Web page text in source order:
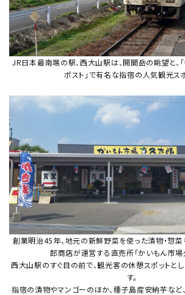
JR日本最南端の駅、西大山駅は、開聞岳の眺望と、
ポスト」で有名な指宿の人気観光ス
創業明治45年、地元の新鮮野菜を使った漬物・惣
郎商店が運営する直売所「かいもん市場
西大山駅のすぐ目の前で、観光客の休憩スポットとし
す。
指宿の漬物やマンゴーのほか、種子島産安納芋など